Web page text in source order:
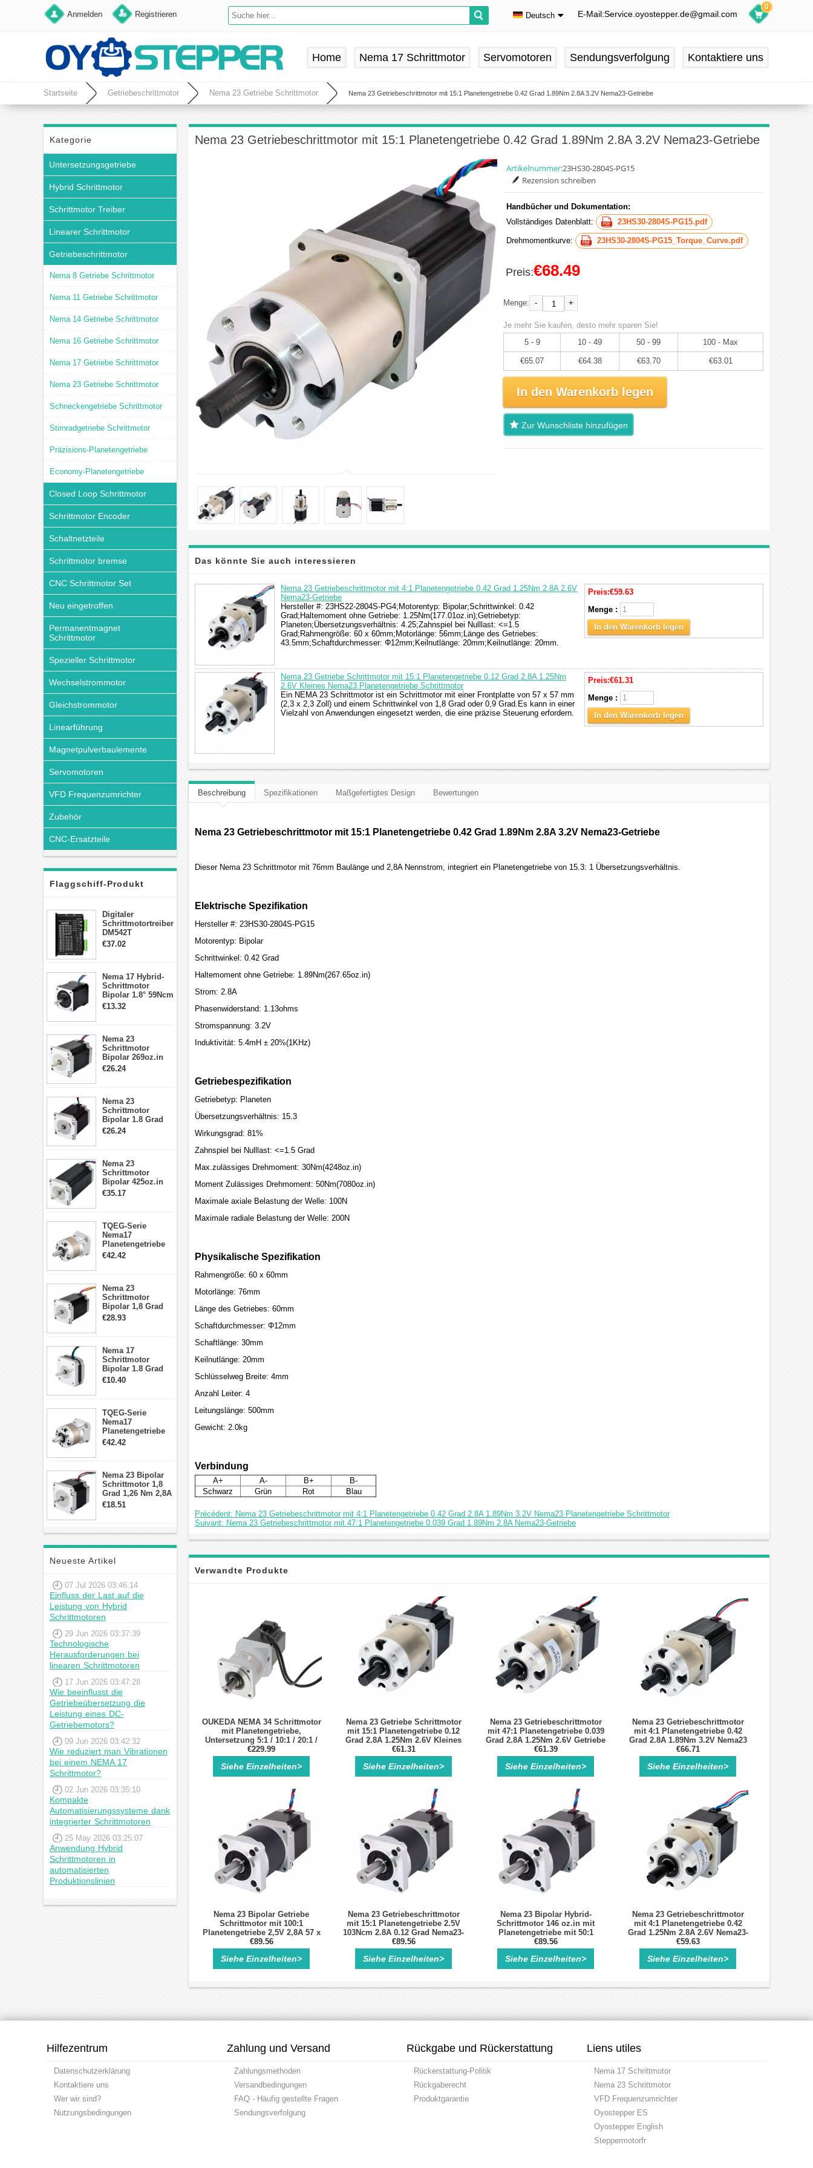
Anmelden Registrieren Deutsch
Deutsch
Español
E-Mail:Service.oyostepper.de@gmail.com
0
Home Nema 17 Schrittmotor Servomotoren Sendungsverfolgung Kontaktiere uns
Startseite Getriebeschrittmotor Nema 23 Getriebe Schrittmotor Nema 23 Getriebeschrittmotor mit 15:1 Planetengetriebe 0.42 Grad 1.89Nm 2.8A 3.2V Nema23-Getriebe
Kategorie
Untersetzungsgetriebe
Hybrid Schrittmotor
Schrittmotor Treiber
Linearer Schrittmotor
Getriebeschrittmotor
Nema 8 Getriebe Schrittmotor
Nema 11 Getriebe Schrittmotor
Nema 14 Getriebe Schrittmotor
Nema 16 Getriebe Schrittmotor
Nema 17 Getriebe Schrittmotor
Nema 23 Getriebe Schrittmotor
Schneckengetriebe Schrittmotor
Stirnradgetriebe Schrittmotor
Präzisions-Planetengetriebe
Economy-Planetengetriebe
Closed Loop Schrittmotor
Schrittmotor Encoder
Schaltnetzteile
Schrittmotor bremse
CNC Schrittmotor Set
Neu eingetroffen
Permanentmagnet
Schrittmotor
Spezieller Schrittmotor
Wechselstrommotor
Gleichstrommotor
Linearführung
Magnetpulverbaulemente
Servomotoren
VFD Frequenzumrichter
Zubehör
CNC-Ersatzteile
Flaggschiff-Produkt
Digitaler
Schrittmotortreiber
DM542T
Schrittmotor
Schrittmotor
€37.02
Nema 17 Hybrid-
Schrittmotor
Bipolar 1.8° 59Ncm
2A 4 Drähte mit 1m
€13.32
Nema 23
Schrittmotor
Bipolar 269oz.in
2,8A 57x57x76mm
€26.24
Nema 23
Schrittmotor
Bipolar 1.8 Grad
1.9Nm 3A 3.36V 4
€26.24
Nema 23
Schrittmotor
Bipolar 425oz.in
4.2A 57x57x114mm
€35.17
TQEG-Serie
Nema17
Planetengetriebe
5:1 Spiel 15Arc-
€42.42
Nema 23
Schrittmotor
Bipolar 1,8 Grad
2,83Nm 4 A 2,26V
€28.93
Nema 17
Schrittmotor
Bipolar 1.8 Grad
8.7Ncm 1A 3.5V 4
€10.40
TQEG-Serie
Nema17
Planetengetriebe
10:1 Spiel 15Arc-
€42.42
Nema 23 Bipolar
Schrittmotor 1,8
Grad 1,26 Nm 2,8A
2,5V 4 Drähte
€18.51
Neueste Artikel
07 Jul 2026 03:46:14
Einfluss der Last auf die
Leistung von Hybrid
Schrittmotoren
29 Jun 2026 03:37:39
Technologische
Herausforderungen bei
linearen Schrittmotoren
17 Jun 2026 03:47:28
Wie beeinflusst die
Getriebeübersetzung die
Leistung eines DC-
Getriebemotors?
09 Jun 2026 03:42:32
Wie reduziert man Vibrationen
bei einem NEMA 17
Schrittmotor?
02 Jun 2026 03:35:10
Kompakte
Automatisierungssysteme dank
integrierter Schrittmotoren
25 May 2026 03:25:07
Anwendung Hybrid
Schrittmotoren in
automatisierten
Produktionslinien
Nema 23 Getriebeschrittmotor mit 15:1 Planetengetriebe 0.42 Grad 1.89Nm 2.8A 3.2V Nema23-Getriebe
Artikelnummer:23HS30-2804S-PG15
Rezension schreiben
Handbücher und Dokumentation:
Vollständiges Datenblatt:
23HS30-2804S-PG15.pdf
Drehmomentkurve: 23HS30-2804S-PG15_Torque_Curve.pdf
Preis:€68.49
Menge: - +
Je mehr Sie kaufen, desto mehr sparen Sie!
5 - 9
10 - 49 50 - 99 100 - Max
€65.07 €64.38 €63.70 €63.01
In den Warenkorb legen
Zur Wunschliste hinzufügen
Das könnte Sie auch interessieren
Nema 23 Getriebeschrittmotor mit 4:1 Planetengetriebe 0.42 Grad 1.25Nm 2.8A 2.6V
Nema23-Getriebe
Hersteller #: 23HS22-2804S-PG4;Motorentyp: Bipolar;Schrittwinkel: 0.42
Grad;Haltemoment ohne Getriebe: 1.25Nm(177.01oz.in);Getriebetyp:
Planeten;Übersetzungsverhältnis: 4.25;Zahnspiel bei Nulllast: <=1.5
Grad;Rahmengröße: 60 x 60mm;Motorlänge: 56mm;Länge des Getriebes:
43.5mm;Schaftdurchmesser: Φ12mm;Keilnutlänge: 20mm;Keilnutlänge: 20mm.
Preis:€59.63
Menge :
In den Warenkorb legen
Nema 23 Getriebe Schrittmotor mit 15:1 Planetengetriebe 0.12 Grad 2.8A 1.25Nm
2.6V Kleines Nema23 Planetengetriebe Schrittmotor
Ein NEMA 23 Schrittmotor ist ein Schrittmotor mit einer Frontplatte von 57 x 57 mm
(2,3 x 2,3 Zoll) und einem Schrittwinkel von 1,8 Grad oder 0,9 Grad.Es kann in einer
Vielzahl von Anwendungen eingesetzt werden, die eine präzise Steuerung erfordern.
Preis:€61.31
Menge :
In den Warenkorb legen
Beschreibung Spezifikationen Maßgefertigtes Design Bewertungen
Nema 23 Getriebeschrittmotor mit 15:1 Planetengetriebe 0.42 Grad 1.89Nm 2.8A 3.2V Nema23-Getriebe
Dieser Nema 23 Schrittmotor mit 76mm Baulänge und 2,8A Nennstrom, integriert ein Planetengetriebe von 15.3: 1 Übersetzungsverhältnis.
Elektrische Spezifikation
Hersteller #: 23HS30-2804S-PG15
Motorentyp: Bipolar
Schrittwinkel: 0.42 Grad
Haltemoment ohne Getriebe: 1.89Nm(267.65oz.in)
Strom: 2.8A
Phasenwiderstand: 1.13ohms
Stromspannung: 3.2V
Induktivität: 5.4mH ± 20%(1KHz)
Getriebespezifikation
Getriebetyp: Planeten
Übersetzungsverhältnis: 15.3
Wirkungsgrad: 81%
Zahnspiel bei Nulllast: <=1.5 Grad
Max.zulässiges Drehmoment: 30Nm(4248oz.in)
Moment Zulässiges Drehmoment: 50Nm(7080oz.in)
Maximale axiale Belastung der Welle: 100N
Maximale radiale Belastung der Welle: 200N
Physikalische Spezifikation
Rahmengröße: 60 x 60mm
Motorlänge: 76mm
Länge des Getriebes: 60mm
Schaftdurchmesser: Φ12mm
Schaftlänge: 30mm
Keilnutlänge: 20mm
Schlüsselweg Breite: 4mm
Anzahl Leiter: 4
Leitungslänge: 500mm
Gewicht: 2.0kg
Verbindung
A+ A- B+
B-
Schwarz
Grün Rot Blau
Précédent: Nema 23 Getriebeschrittmotor mit 4:1 Planetengetriebe 0.42 Grad 2.8A 1.89Nm 3.2V Nema23 Planetengetriebe Schrittmotor
Suivant: Nema 23 Getriebeschrittmotor mit 47:1 Planetengetriebe 0.039 Grad 1.89Nm 2.8A Nema23-Getriebe
Verwandte Produkte
OUKEDA NEMA 34 Schrittmotor
mit Planetengetriebe,
Untersetzung 5:1 / 10:1 / 20:1 /
50:1, 48V, 3000 U/min
€229.99
Siehe Einzelheiten>
Nema 23 Getriebe Schrittmotor
mit 15:1 Planetengetriebe 0.12
Grad 2.8A 1.25Nm 2.6V Kleines
Nema23 Planetengetriebe
Schrittmotor
€61.31
Siehe Einzelheiten>
Nema 23 Getriebeschrittmotor
mit 47:1 Planetengetriebe 0.039
Grad 2.8A 1.25Nm 2.6V Getriebe
Schrittmotor
€61.39
Siehe Einzelheiten>
Nema 23 Getriebeschrittmotor
mit 4:1 Planetengetriebe 0.42
Grad 2.8A 1.89Nm 3.2V Nema23
Planetengetriebe Schrittmotor
€66.71
Siehe Einzelheiten>
Nema 23 Bipolar Getriebe
Schrittmotor mit 100:1
Planetengetriebe 2,5V 2,8A 57 x
57mm
€89.56
Siehe Einzelheiten>
Nema 23 Getriebeschrittmotor
mit 15:1 Planetengetriebe 2.5V
103Ncm 2.8A 0.12 Grad Nema23-
Getriebe
€89.56
Siehe Einzelheiten>
Nema 23 Bipolar Hybrid-
Schrittmotor 146 oz.in mit
Planetengetriebe mit 50:1
€89.56
Siehe Einzelheiten>
Nema 23 Getriebeschrittmotor
mit 4:1 Planetengetriebe 0.42
Grad 1.25Nm 2.8A 2.6V Nema23-
Getriebe
€59.63
Siehe Einzelheiten>
Hilfezentrum
Datenschutzerklärung
Kontaktiere uns
Wer wir sind?
Nutzungsbedingungen
Zahlung und Versand
Zahlungsmethoden
Versandbedingungen
FAQ - Häufig gestellte Fragen
Sendungsverfolgung
Rückgabe und Rückerstattung
Rückerstattung-Politik
Rückgaberecht
Produktgarantie
Liens utiles
Nema 17 Schrittmotor
Nema 23 Schrittmotor
VFD Frequenzumrichter
Oyostepper ES
Oyostepper English
Steppermotorfr